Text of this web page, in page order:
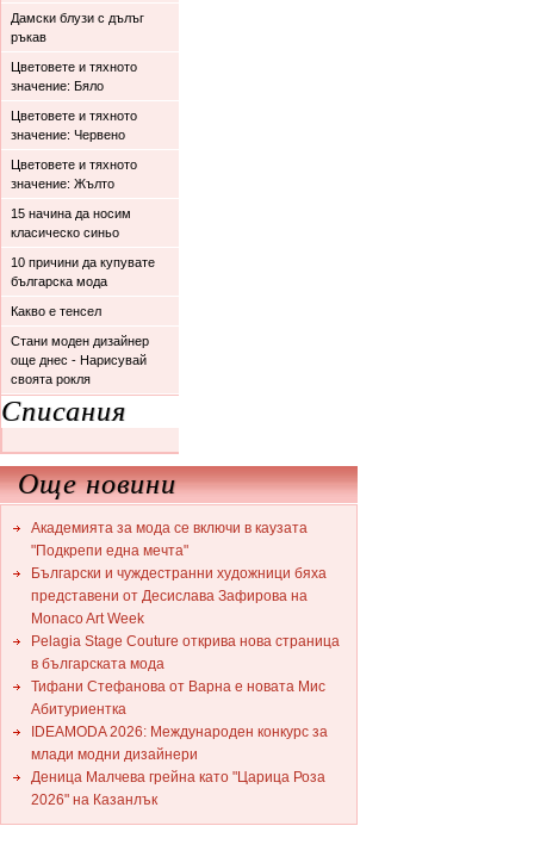
Дамски блузи с дълъг
ръкав
Цветовете и тяхното
значение: Бяло
Цветовете и тяхното
значение: Червено
Цветовете и тяхното
значение: Жълто
15 начина да носим
класическо синьо
10 причини да купувате
българска мода
Какво е тенсел
Стани моден дизайнер
още днес - Нарисувай
своята рокля
Списания
Още новини
Академията за мода се включи в каузата
"Подкрепи една мечта"
Български и чуждестранни художници бяха
представени от Десислава Зафирова на
Monaco Art Week
Pelagia Stage Couture открива нова страница
в българската мода
Тифани Стефанова от Варна е новата Мис
Абитуриентка
IDEAMODA 2026: Международен конкурс за
млади модни дизайнери
Деница Малчева грейна като "Царица Роза
2026" на Казанлък